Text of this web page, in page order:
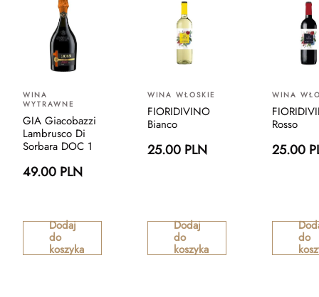
WINA
WYTRAWNE
GIA Giacobazzi
Lambrusco Di
Sorbara DOC 1
49.00 PLN
Dodaj
do
koszyka
WINA WŁOSKIE
FIORIDIVINO
Bianco
25.00 PLN
Dodaj
do
koszyka
WINA
Rosso
25.00
do